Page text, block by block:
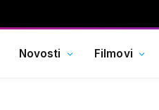
Novosti Filmovi